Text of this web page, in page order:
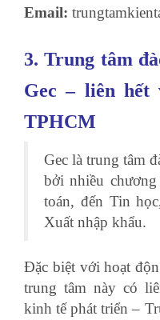
Email:
3. Trung tâm
Gec – liên
TPHCM
Gec là trung tâm
bởi nhiều
toán, đến Tin
Xuất nhập khẩu.
Đặc biệt với hoạt
trung tâm này có
kinh tế phát triển –